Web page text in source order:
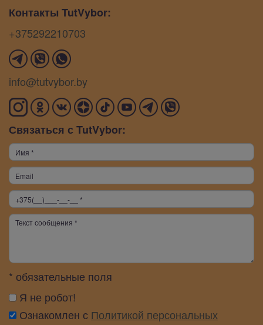
Контакты TutVybor:
+375292210703
info@tutvybor.by
Связаться с TutVybor:
* обязательные поля
Я не робот!
Ознакомлен с Политикой персональных